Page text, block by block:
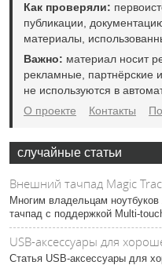
Как проверяли:
публикации,
материалы,
Важно: материал носит
рекламные, партнёрские
не используются в
О проекте
Контакты
случайные статьи
Внешний тачпад Magic
Многим владельцам
тачпад с поддержкой Multi-
USB-аксессуары для
Статья USB-аксессуары для